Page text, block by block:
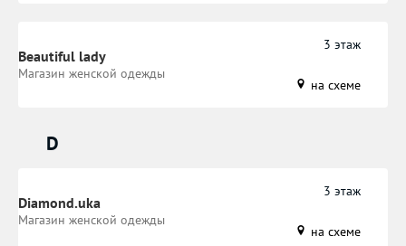
Beautiful lady
​Магазин женской одежды
3 этаж
на схеме
D
Diamond.uka
​Магазин женской одежды
3 этаж
на схеме